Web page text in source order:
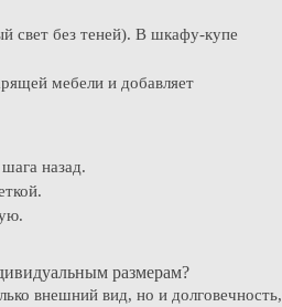
свет без теней). В шкафу-купе
мебели и добавляет
назад.
размерам?
внешний вид, но и долговечность,